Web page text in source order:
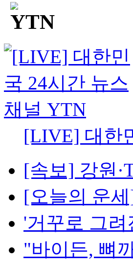
[LIVE] 대한
[속보] 강원
[오늘의 운
'거꾸로 그려
"바이든, 뼈